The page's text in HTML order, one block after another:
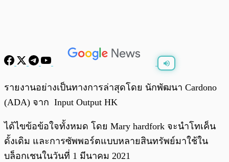
พร้อมเล่น
รายงานอย่างเป็นทางการล่าสุดโดย นักพัฒนา Cardono
(ADA) จาก Input Output HK
ได้ไขข้อข้อใจทั้งหมด โดย Mary hardfork จะนำโทเค็น
ดั้งเดิม และการซัพพอร์ตแบบหลายสินทรัพย์มาใช้ใน
บล็อกเชนในวันที่ 1 มีนาคม 2021